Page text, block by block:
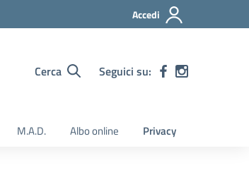
Accedi
Cerca Seguici su:
M.A.D. Albo online Privacy